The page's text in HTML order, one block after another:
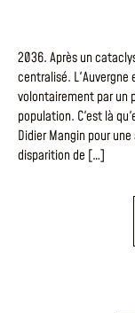
2036. Après un
centralisé. L'Auvergne
volontairement par un
population. C'est là
Didier Mangin pour
disparition de […]